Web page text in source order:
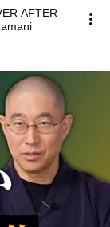
AFTER